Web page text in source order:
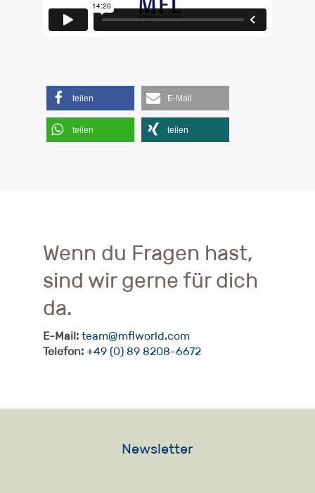
teilen E-Mail
teilen teilen
Wenn du Fragen hast,
sind wir gerne für dich
da.
E-Mail: team@mflworld.com
Telefon: +49 (0) 89 8208-6672
Newsletter